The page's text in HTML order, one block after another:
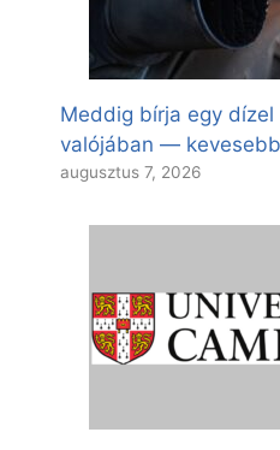
Meddig bírja egy
valójában —
augusztus 7, 2026